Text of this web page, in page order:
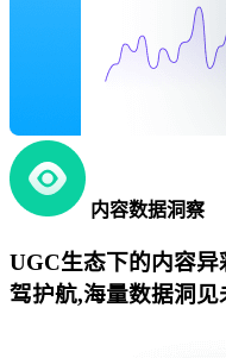
内容数据洞察
UGC生态下的内容
驾护航,海量数据洞见